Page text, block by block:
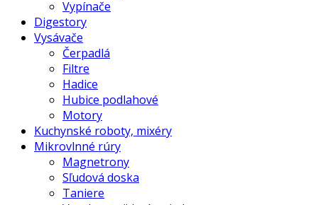
Vypínače
Digestory
Vysávače
Čerpadlá
Filtre
Hadice
Hubice podlahové
Motory
Kuchynské roboty, mixéry
Mikrovlnné rúry
Magnetrony
Sľudová doska
Taniere